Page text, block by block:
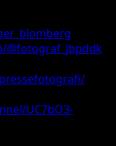
@fotograf_jbpddk
UC7bO3-